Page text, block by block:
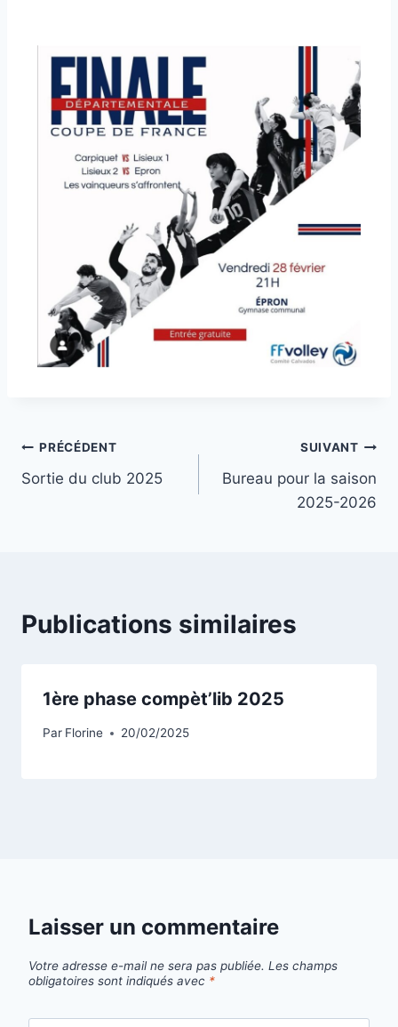
PRÉCÉDENT
Sortie du club 2025
SUIVANT
Bureau pour la saison
2025-2026
Publications similaires
1ère phase compèt’lib 2025
Par Florine 20/02/2025
Laisser un commentaire
Votre adresse e-mail ne sera pas publiée. Les champs
obligatoires sont indiqués avec *